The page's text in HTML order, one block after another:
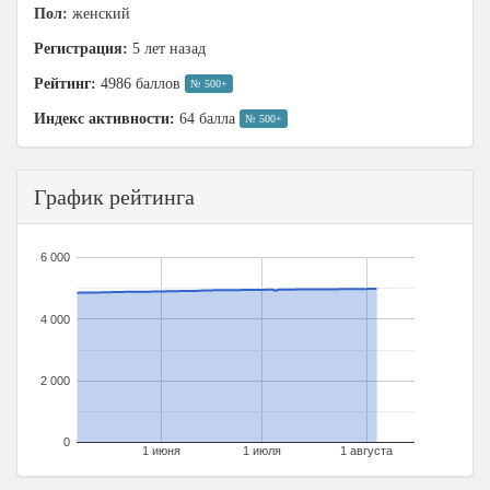
Пол: женский
Регистрация: 5 лет назад
Рейтинг: 4986 баллов № 500+
Индекс активности: 64 балла № 500+
График рейтинга
1 июня 1 июля 1 августа
0
2 000
4 000
6 000